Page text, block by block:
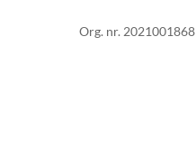
Org. nr. 2021001868